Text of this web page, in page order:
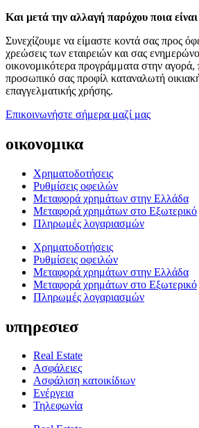
Και μετά την αλλαγή παρόχου ποια
Συνεχίζουμε να είμαστε κοντά σας προς
χρεώσεις των εταιρειών και σας
οικονομικότερα προγράμματα στην αγορά,
προσωπικό σας προφίλ καταναλωτή
επαγγελματικής χρήσης.
Επικοινωνήστε σήμερα μαζί μας
οικονομικα
Χρηματοδοτήσεις
Ρυθμίσεις οφειλών
Μεταφορά χρημάτων στην Ελλάδα
Μεταφορά χρημάτων στο Εξωτερικό
Πληρωμές λογαριασμών
Χρηματοδοτήσεις
Ρυθμίσεις οφειλών
Μεταφορά χρημάτων στην Ελλάδα
Μεταφορά χρημάτων στο Εξωτερικό
Πληρωμές λογαριασμών
υπηρεσιεσ
Real Estate
Ασφάλειες
Ασφάλιση κατοικίδιων
Ενέργεια
Τηλεφωνία